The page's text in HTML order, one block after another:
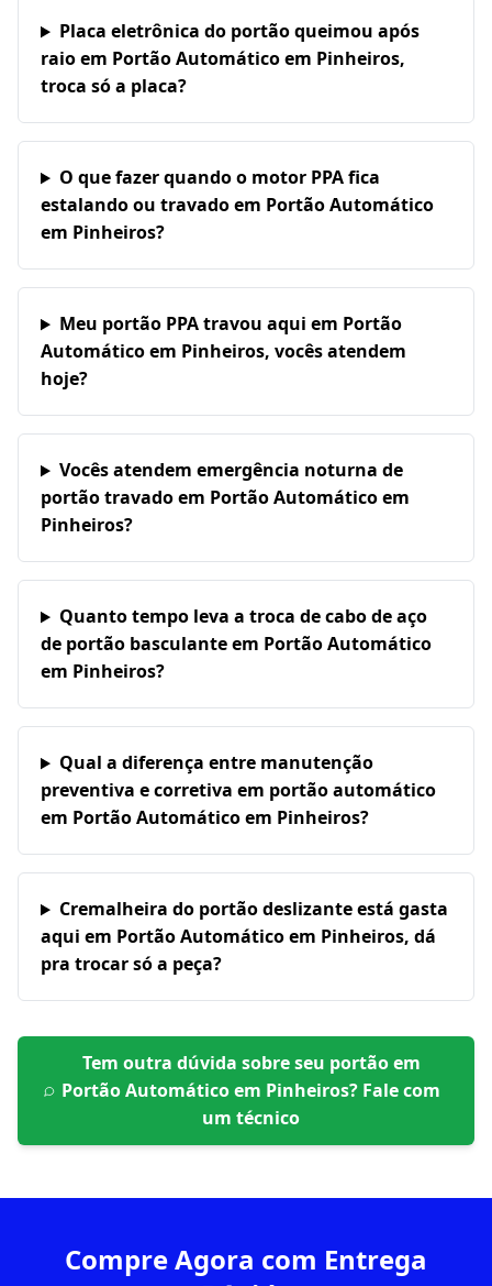
Placa eletrônica do portão queimou após
raio em Portão Automático em Pinheiros,
troca só a placa?
O que fazer quando o motor PPA fica
estalando ou travado em Portão Automático
em Pinheiros?
Meu portão PPA travou aqui em Portão
Automático em Pinheiros, vocês atendem
hoje?
Vocês atendem emergência noturna de
portão travado em Portão Automático em
Pinheiros?
Quanto tempo leva a troca de cabo de aço
de portão basculante em Portão Automático
em Pinheiros?
Qual a diferença entre manutenção
preventiva e corretiva em portão automático
em Portão Automático em Pinheiros?
Cremalheira do portão deslizante está gasta
aqui em Portão Automático em Pinheiros, dá
pra trocar só a peça?
Tem outra dúvida sobre seu portão em
Portão Automático em Pinheiros? Fale com
um técnico
Compre Agora com Entrega